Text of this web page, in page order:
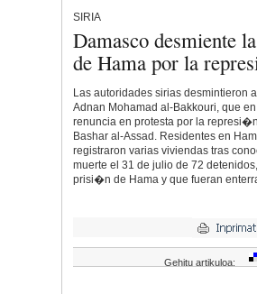
SIRIA
Damasco desmiente
de Hama por la
Las autoridades sirias desmintieron
Adnan Mohamad al-Bakkouri, que
renuncia en protesta por la
Bashar al-Assad. Residentes en
registraron varias viviendas tras
muerte el 31 de julio de 72
prisi�n de Hama y que fueran
Gehitu artikuloa: